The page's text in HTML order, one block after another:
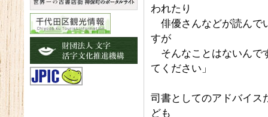
われたり
俳優さんなどが読んで
すが
そんなことはないんで
てください」
司書としてのアドバイス
ども